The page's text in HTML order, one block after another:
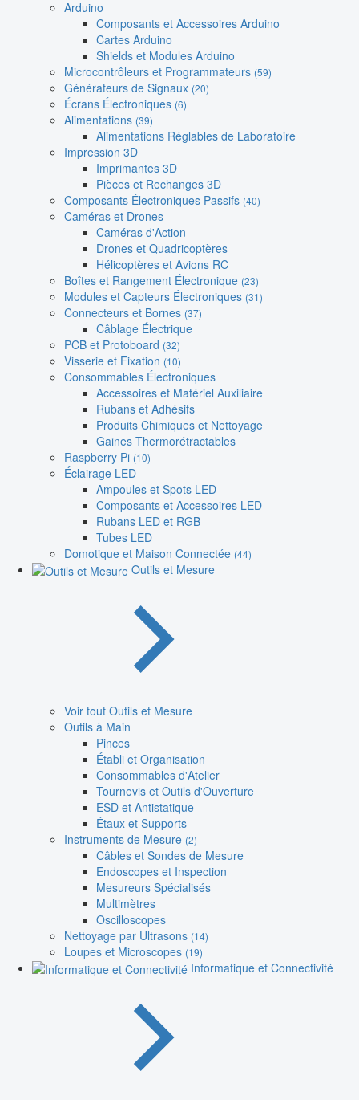
Arduino
Composants et Accessoires Arduino
Cartes Arduino
Shields et Modules Arduino
Microcontrôleurs et Programmateurs (59)
Générateurs de Signaux (20)
Écrans Électroniques (6)
Alimentations (39)
Alimentations Réglables de Laboratoire
Impression 3D
Imprimantes 3D
Pièces et Rechanges 3D
Composants Électroniques Passifs (40)
Caméras et Drones
Caméras d'Action
Drones et Quadricoptères
Hélicoptères et Avions RC
Boîtes et Rangement Électronique (23)
Modules et Capteurs Électroniques (31)
Connecteurs et Bornes (37)
Câblage Électrique
PCB et Protoboard (32)
Visserie et Fixation (10)
Consommables Électroniques
Accessoires et Matériel Auxiliaire
Rubans et Adhésifs
Produits Chimiques et Nettoyage
Gaines Thermorétractables
Raspberry Pi (10)
Éclairage LED
Ampoules et Spots LED
Composants et Accessoires LED
Rubans LED et RGB
Tubes LED
Domotique et Maison Connectée (44)
Outils et Mesure
Voir tout Outils et Mesure
Outils à Main
Pinces
Établi et Organisation
Consommables d'Atelier
Tournevis et Outils d'Ouverture
ESD et Antistatique
Étaux et Supports
Instruments de Mesure (2)
Câbles et Sondes de Mesure
Endoscopes et Inspection
Mesureurs Spécialisés
Multimètres
Oscilloscopes
Nettoyage par Ultrasons (14)
Loupes et Microscopes (19)
Informatique et Connectivité